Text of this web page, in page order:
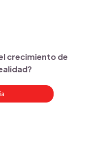
crecimiento de